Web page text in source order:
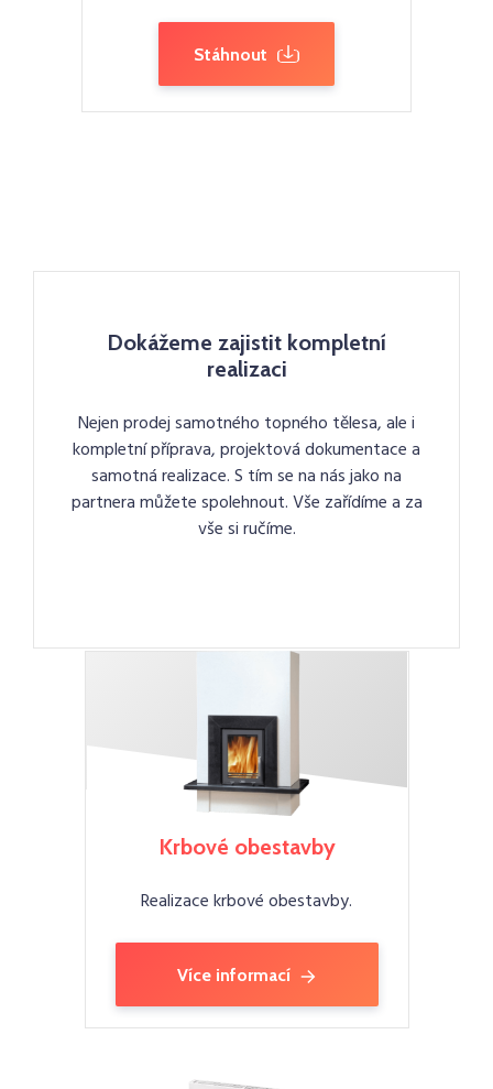
Stáhnout
Dokážeme zajistit kompletní
realizaci
Nejen prodej samotného topného tělesa, ale i
kompletní příprava, projektová dokumentace a
samotná realizace. S tím se na nás jako na
partnera můžete spolehnout. Vše zařídíme a za
vše si ručíme.
Krbové obestavby
Realizace krbové obestavby.
Více informací